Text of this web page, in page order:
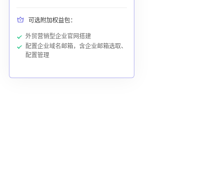
可选附加权益包：
外贸营销型企业官网搭建
配置企业域名邮箱，含企业邮箱选取、
配置管理